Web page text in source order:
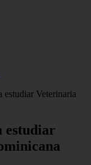
estudiar Veterinaria
estudiar